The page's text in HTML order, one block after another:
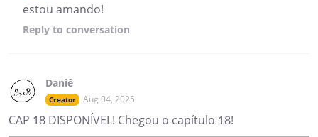
estou amando!
Reply to conversation
Daniê
Creator Aug 04, 2025
CAP 18 DISPONÍVEL! Chegou o capítulo 18!